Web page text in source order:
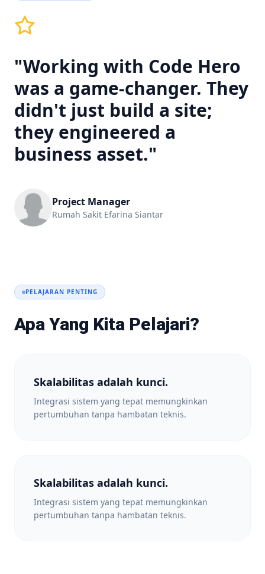
"Working with Code Hero
was a game-changer. They
didn't just build a site;
they engineered a
business asset."
Project Manager
Rumah Sakit Efarina Siantar
PELAJARAN PENTING
Apa Yang Kita Pelajari?
Skalabilitas adalah kunci.
Integrasi sistem yang tepat memungkinkan
pertumbuhan tanpa hambatan teknis.
Skalabilitas adalah kunci.
Integrasi sistem yang tepat memungkinkan
pertumbuhan tanpa hambatan teknis.